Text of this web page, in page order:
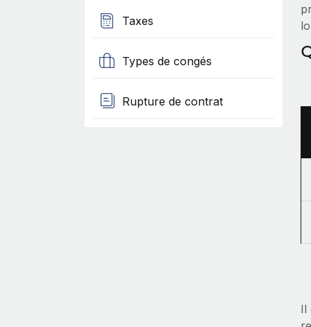
Taxes
Types de congés
Rupture de contrat
Il